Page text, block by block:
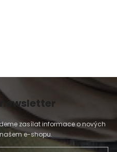
zasílat informace o nových
e-shopu.